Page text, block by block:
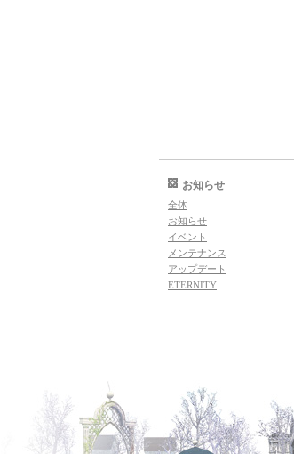
お知らせ
全体
お知らせ
イベント
メンテナンス
アップデート
ETERNITY